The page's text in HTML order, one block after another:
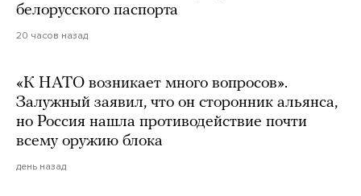
белорусского паспорта
20 часов назад
«К НАТО возникает много вопросов».
Залужный заявил, что он сторонник альянса,
но Россия нашла противодействие почти
всему оружию блока
день назад